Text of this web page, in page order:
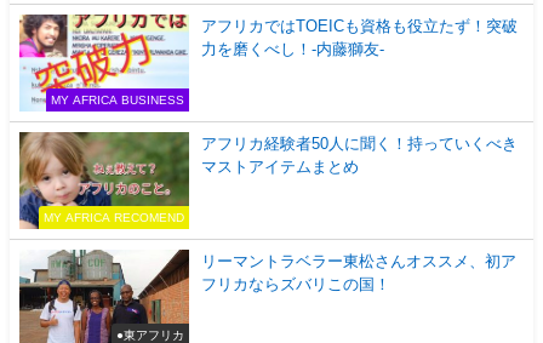
MY AFRICA BUSINESS
アフリカではTOEICも資格も役立たず！突破
力を磨くべし！-内藤獅友-
MY AFRICA RECOMEND
アフリカ経験者50人に聞く！持っていくべき
マストアイテムまとめ
●東アフリカ
リーマントラベラー東松さんオススメ、初ア
フリカならズバリこの国！